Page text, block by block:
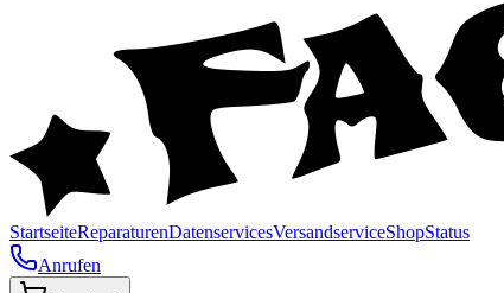
StartseiteReparaturenDatenservicesVersandserviceShopStatus
Anrufen